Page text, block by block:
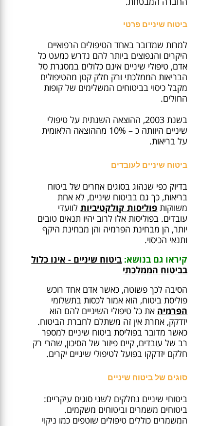
ביטוח שיניים פרטי
למרות שמדובר באחד הטיפולים הרפואיים
היקרים והנפוצים ביותר להם נדרש כמעט כל
אדם, טיפולי שיניים אינם כלולים במסגרת סל
הבריאות הממלכתי ורק חלק קטן מהטיפולים
מקבל כיסוי בביטוחים המשלימים של קופות
החולים.
בשנת 2003, ההוצאה השנתית על טיפולי
שיניים היוותה כ – 10% מההוצאה הלאומית
על בריאות.
ביטוח שיניים לעובדים
בדיוק כפי שנהוג בסוגים אחרים של ביטוח
בריאות, כך גם בביטוח שיניים, לא אחת
משווקות פוליסות קולקטיביותלוועדי
עובדים. בפוליסות אלו לרוב יהיו תנאים טובים
יותר, הן מבחינת הפרמיה והן מבחינת היקף
ותנאי הכיסוי.
קיראו גם בנושא: ביטוח שיניים - אינו כלול
בביטוח הממלכתי
הסיבה לכך פשוטה, כאשר אדם אחד רוכש
פוליסת ביטוח, הוא אמור לכסות בתשלומי
הפרמיה את כל טיפולי השיניים להם הוא
יזדקק, אחרת אין זה משתלם לחברת הביטוח.
כאשר מדובר בפוליסת ביטוח שיניים למספר
רב של עובדים, קיים פיזור של הסיכון, שהרי רק
חלקם יזדקקו בפועל לטיפולי שיניים יקרים.
סוגים של ביטוח שיניים
ביטוחי שיניים נחלקים לשני סוגים עיקריים:
ביטוחים משמרים וביטוחים משקמים.
המשמרים כוללים טיפולים שוטפים כמו ניקוי